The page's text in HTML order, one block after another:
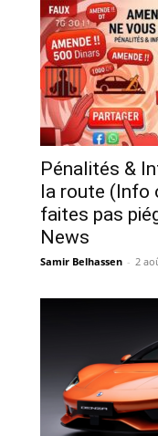
Pénalités &
la route (Info
faites pas
News
Samir Belhassen - 2